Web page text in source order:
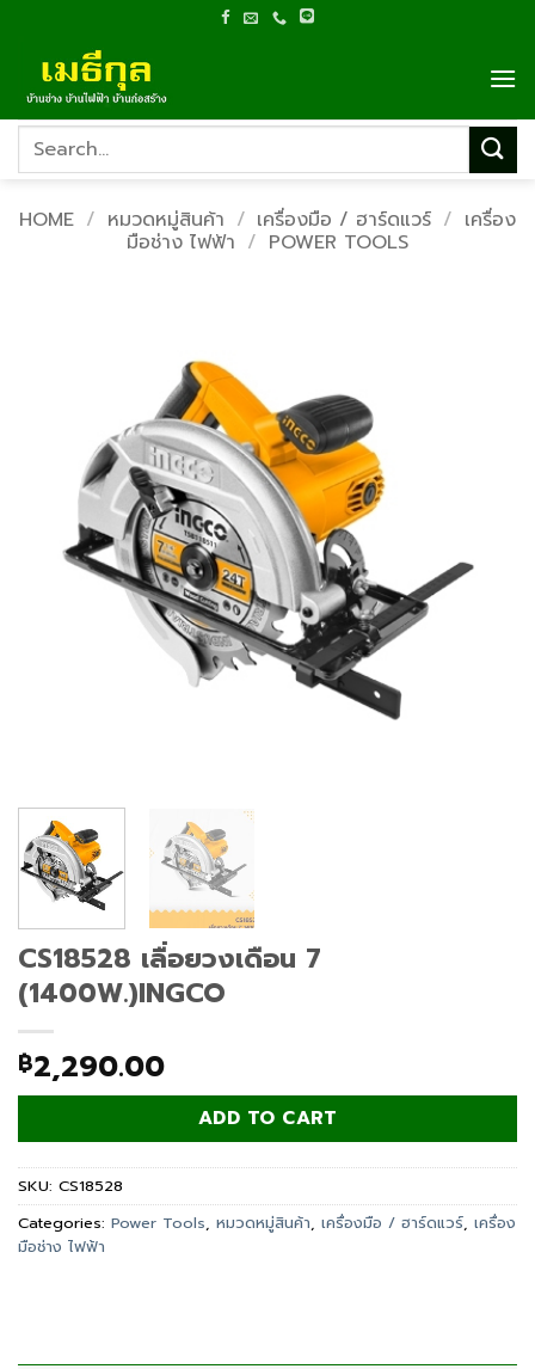
content
Search
HOME / หมวดหมู่สินค้า / เครื่องมือ / ฮาร์ดแวร์ / เครื่อง
มือช่าง ไฟฟ้า / POWER TOOLS
CS18528 เลื่อยวงเดือน 7
(1400W.)INGCO
฿2,290.00
ADD TO CART
SKU: CS18528
Categories: Power Tools, หมวดหมู่สินค้า, เครื่องมือ / ฮาร์ดแวร์, เครื่อง
มือช่าง ไฟฟ้า